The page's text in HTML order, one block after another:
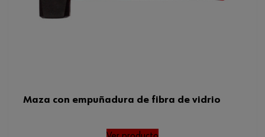
Maza con empuñadura de fibra de vidrio